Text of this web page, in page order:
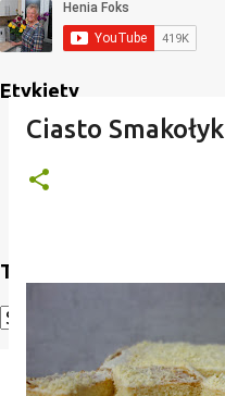
Etykiety
Translate
Translate
Ciasto Smakołyk